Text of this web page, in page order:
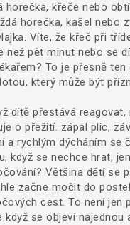
křeče nebo
horečka, kašel nebo
Víte, že křeč při
pět minut nebo se
To je přesně
který může být
dítě přestává
o přežití. zápal plic,
a rychlým dýcháním se
když se nechce hrat,
Většina dětí se
začne močit do
cest. To není jen
když se objeví